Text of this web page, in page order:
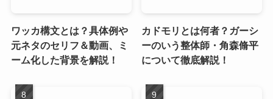
ワッカ構文とは？具体例や
元ネタのセリフ＆動画、ミ
ーム化した背景を解説！
カドモリとは何者？ガーシ
ーのいう整体師・角森脩平
について徹底解説！